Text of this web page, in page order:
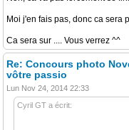
Moi j'en fais pas, donc ca sera
Ca sera sur .... Vous verrez ^^
Re: Concours photo
vôtre passio
Lun Nov 24, 2014 22:33
Cyril GT a écrit: